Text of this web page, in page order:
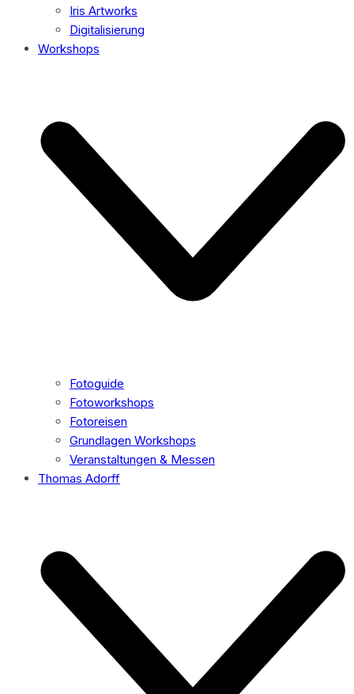
Iris Artworks
Digitalisierung
Workshops
Fotoguide
Fotoworkshops
Fotoreisen
Grundlagen Workshops
Veranstaltungen & Messen
Thomas Adorff